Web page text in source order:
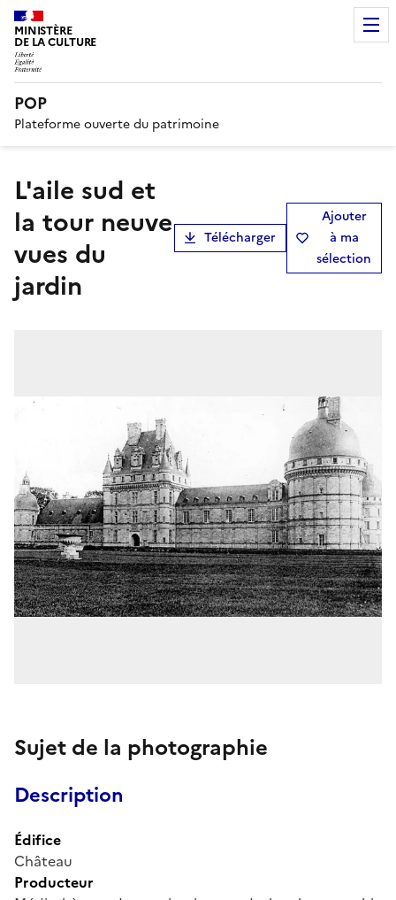
MINISTÈRE
DE LA CULTURE
POP
Plateforme ouverte du patrimoine
L'aile sud et
la tour neuve
vues du
jardin
Télécharger
Ajouter
à ma
sélection
Sujet de la photographie
Description
Édifice
Château
Producteur